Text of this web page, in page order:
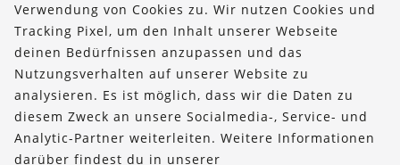
Über uns
Bestellungen
Kontakt & Hilfe
FOLLOW US
Verwendung von Cookies zu. Wir nutzen Cookies und
Tracking Pixel, um den Inhalt unserer Webseite
deinen Bedürfnissen anzupassen und das
Nutzungsverhalten auf unserer Website zu
analysieren. Es ist möglich, dass wir die Daten zu
diesem Zweck an unsere Socialmedia-, Service- und
Analytic-Partner weiterleiten. Weitere Informationen
darüber findest du in unserer